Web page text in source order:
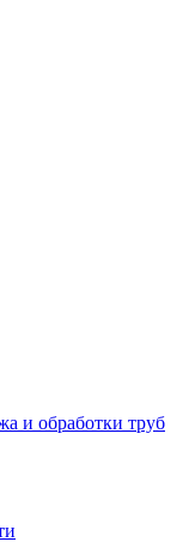
и обработки труб